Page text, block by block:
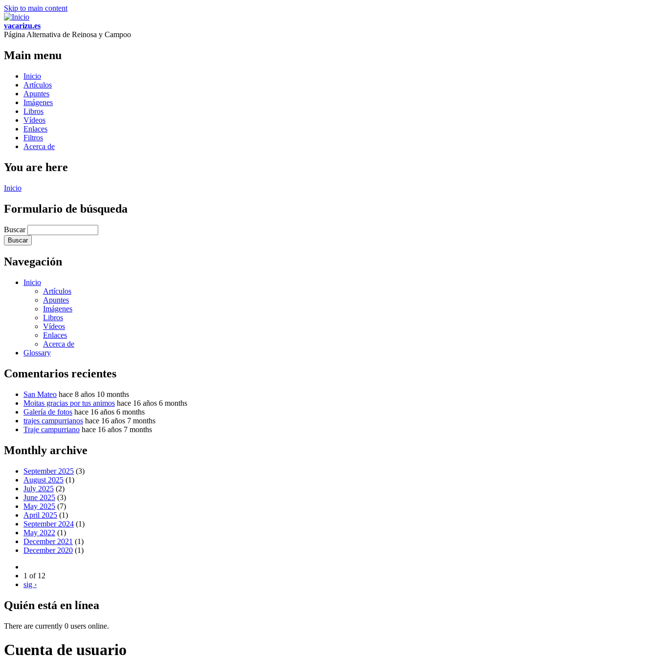
Skip to main content
vacarizu.es
Página Alternativa de Reinosa y Campoo
Main menu
Inicio
Artículos
Apuntes
Imágenes
Libros
Vídeos
Enlaces
Filtros
Acerca de
You are here
Inicio
Formulario de búsqueda
Buscar
Navegación
Inicio
Artículos
Apuntes
Imágenes
Libros
Vídeos
Enlaces
Acerca de
Glossary
Comentarios recientes
San Mateo hace 8 años 10 months
Moitas gracias por tus animos hace 16 años 6 months
Galería de fotos hace 16 años 6 months
trajes campurrianos hace 16 años 7 months
Traje campurriano hace 16 años 7 months
Monthly archive
September 2025 (3)
August 2025 (1)
July 2025 (2)
June 2025 (3)
May 2025 (7)
April 2025 (1)
September 2024 (1)
May 2022 (1)
December 2021 (1)
December 2020 (1)
1 of 12
sig ›
Quién está en línea
There are currently 0 users online.
Cuenta de usuario